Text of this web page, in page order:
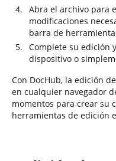
Abra el archivo para
modificaciones
barra de
Complete su edición
dispositivo o
Con DocHub, la edición
en cualquier navegador
momentos para crear su
herramientas de edición